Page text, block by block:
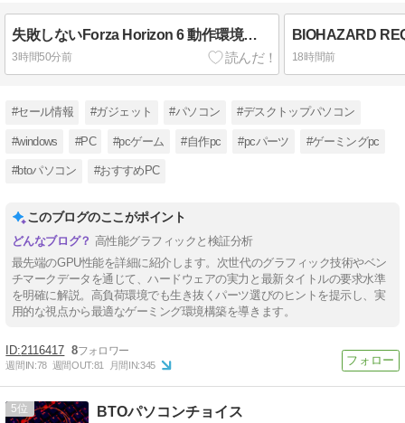
失敗しないForza Horizon 6 動作環境の見極め方
3時間50分前 18時間前
#セール情報 #ガジェット #パソコン #デスクトップパソコン
#windows #PC #pcゲーム #自作pc #pcパーツ #ゲーミングpc
#btoパソコン #おすすめPC
このブログのここがポイント
高性能グラフィックと検証分析
最先端のGPU性能を詳細に紹介します。次世代のグラフィック技術やベン
チマークデータを通じて、ハードウェアの実力と最新タイトルの要求水準
を明確に解説。高負荷環境でも生き抜くパーツ選びのヒントを提示し、実
用的な視点から最適なゲーミング環境構築を導きます。
2116417 8
週間IN:78 週間OUT:81 月間IN:345
5 BTOパソコンチョイス